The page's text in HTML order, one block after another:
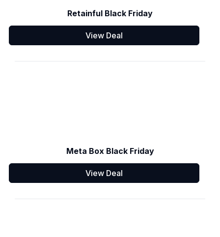
Retainful Black Friday
View Deal
Meta Box Black Friday
View Deal